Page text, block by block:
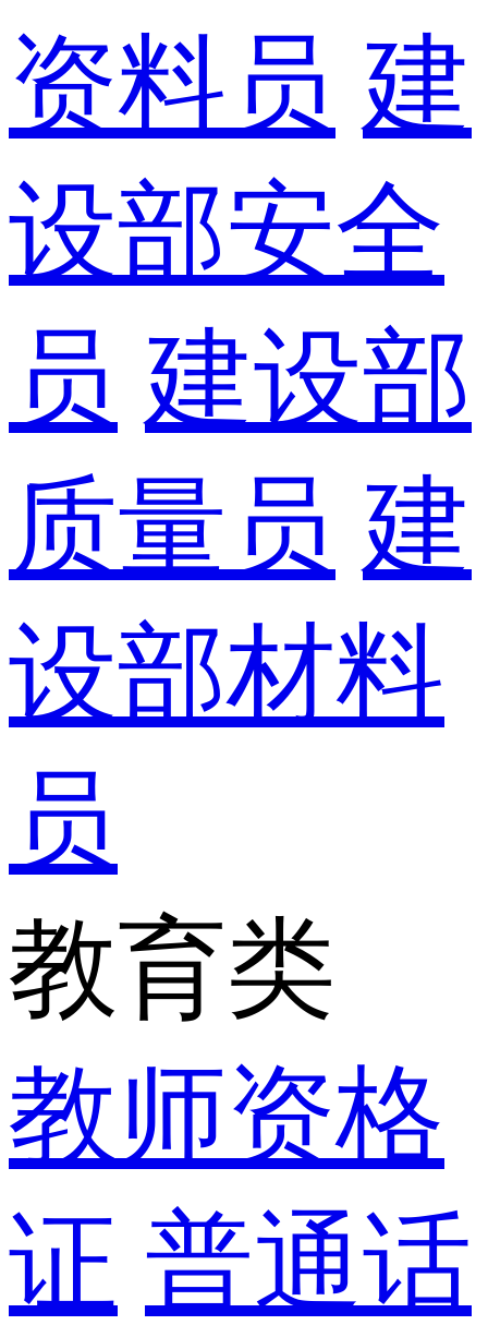
资料员 建
设部安全
员 建设部
质量员 建
设部材料
员
教育类
教师资格
证 普通话